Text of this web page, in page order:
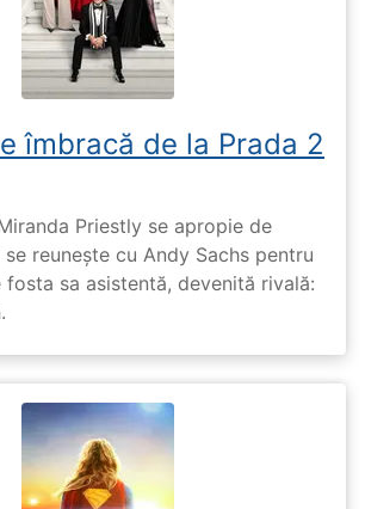
îmbracă de la Prada 2
Priestly se apropie de
se reunește cu Andy Sachs pentru
sa asistentă, devenită rivală: